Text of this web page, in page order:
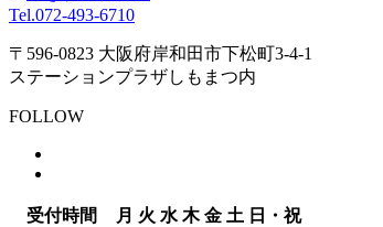
Tel.072-493-6710
〒596-0823 大阪府岸和田市下松町3-4-1
ステーションプラザしもまつ内
FOLLOW
受付時間 月 火 水 木 金 土 日・祝